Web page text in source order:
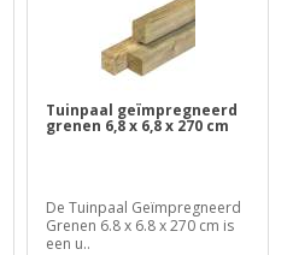
Tuinpaal geïmpregneerd
grenen 6,8 x 6,8 x 270 cm
De Tuinpaal Geïmpregneerd
Grenen 6.8 x 6.8 x 270 cm is
een u..